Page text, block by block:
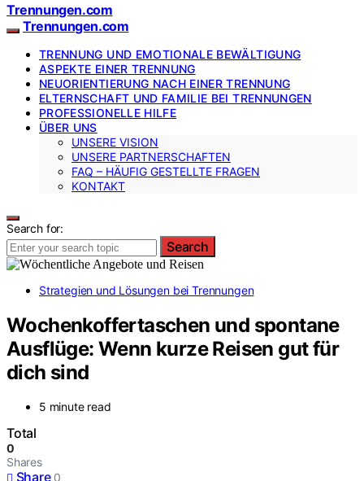
Trennungen.com
Trennungen.com
TRENNUNG UND EMOTIONALE BEWÄLTIGUNG
ASPEKTE EINER TRENNUNG
NEUORIENTIERUNG NACH EINER TRENNUNG
ELTERNSCHAFT UND FAMILIE BEI TRENNUNGEN
PROFESSIONELLE HILFE
ÜBER UNS
UNSERE VISION
UNSERE PARTNERSCHAFTEN
FAQ – HÄUFIG GESTELLTE FRAGEN
KONTAKT
Search for:
Search
Strategien und Lösungen bei Trennungen
Wochenkoffertaschen und spontane
Ausflüge: Wenn kurze Reisen gut für
dich sind
5 minute read
Total
0
Shares
Share 0